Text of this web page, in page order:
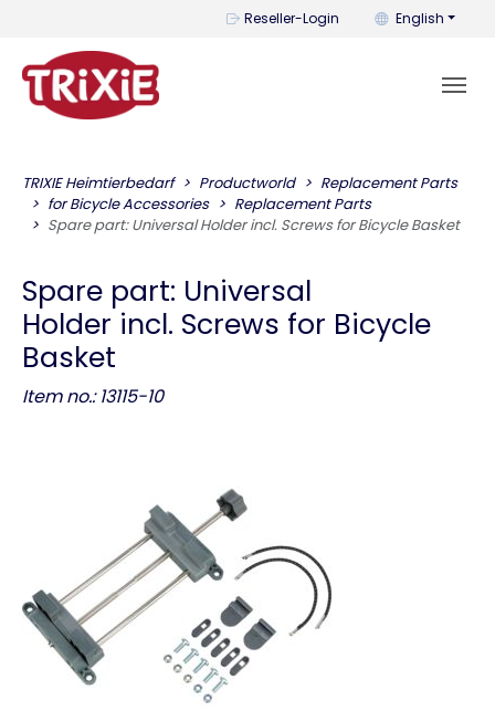
Reseller-Login You can
English
TRIXIE Heimtierbedarf Productworld
Replacement Parts
for Bicycle Accessories
Replacement Parts
Spare part: Universal Holder incl. Screws for Bicycle Basket
Spare part: Universal
Holder incl. Screws for Bicycle
Basket
Item no.: 13115-10